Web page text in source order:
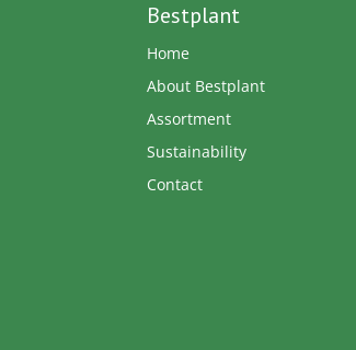
Bestplant
Home
About Bestplant
Assortment
Sustainability
Contact